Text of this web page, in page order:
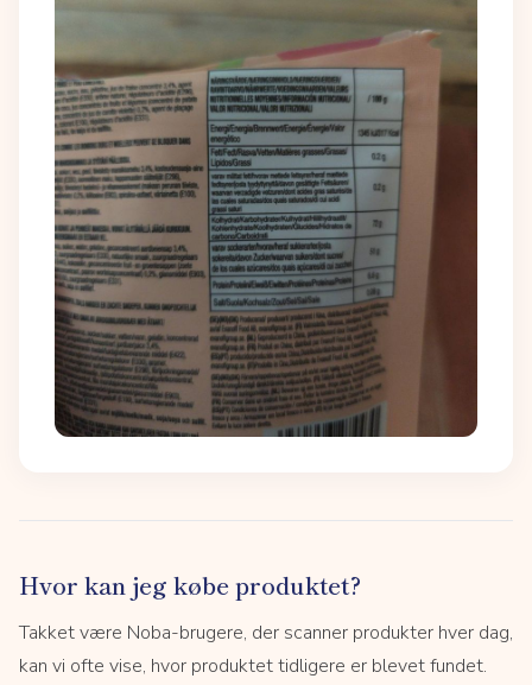
Hvor kan jeg købe produktet?
Takket være Noba-brugere, der scanner produkter hver dag,
kan vi ofte vise, hvor produktet tidligere er blevet fundet.